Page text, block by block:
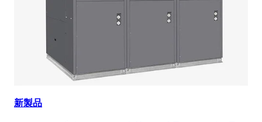
新製品